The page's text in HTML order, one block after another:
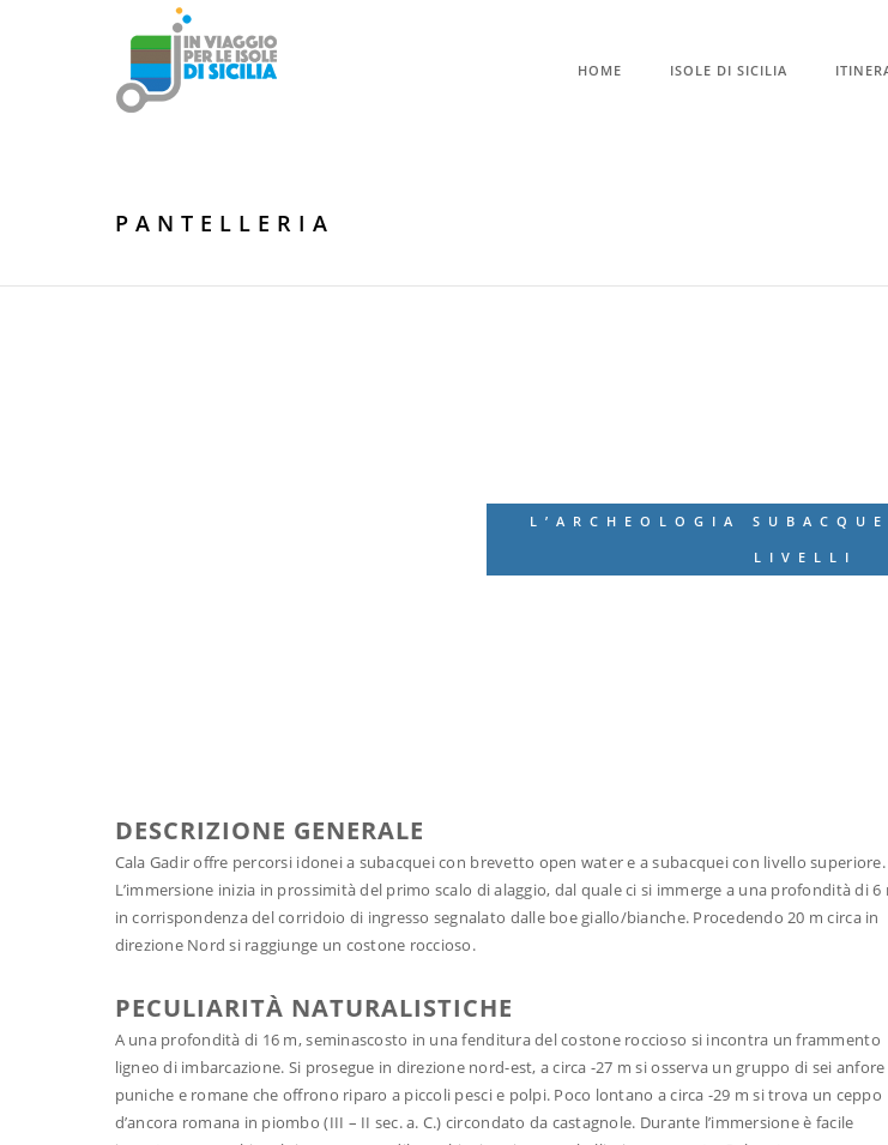
HOME ISOLE DI SICILIA
PANTELLERIA
L’ARCHEOLOGIA
LIVELLI
DESCRIZIONE GENERALE
Cala Gadir offre percorsi idonei a subacquei con brevetto open water e a subacquei con livello superiore.
L’immersione inizia in prossimità del primo scalo di alaggio, dal quale ci si immerge a una profondità di 6
in corrispondenza del corridoio di ingresso segnalato dalle boe giallo/bianche. Procedendo 20 m circa in
direzione Nord si raggiunge un costone roccioso.
PECULIARITÀ NATURALISTICHE
A una profondità di 16 m, seminascosto in una fenditura del costone roccioso si incontra un frammento
ligneo di imbarcazione. Si prosegue in direzione nord-est, a circa -27 m si osserva un gruppo di sei anfore
puniche e romane che offrono riparo a piccoli pesci e polpi. Poco lontano a circa -29 m si trova un ceppo
d’ancora romana in piombo (III – II sec. a. C.) circondato da castagnole. Durante l’immersione è facile